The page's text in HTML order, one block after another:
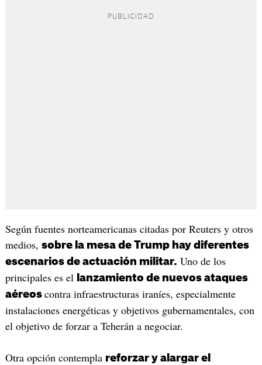
Según fuentes norteamericanas citadas por Reuters y otros
medios, sobre la mesa de Trump hay diferentes
escenarios de actuación militar. Uno de los
principales es el lanzamiento de nuevos ataques
aéreos contra infraestructuras iraníes, especialmente
instalaciones energéticas y objetivos gubernamentales, con
el objetivo de forzar a Teherán a negociar.
Otra opción contempla reforzar y alargar el